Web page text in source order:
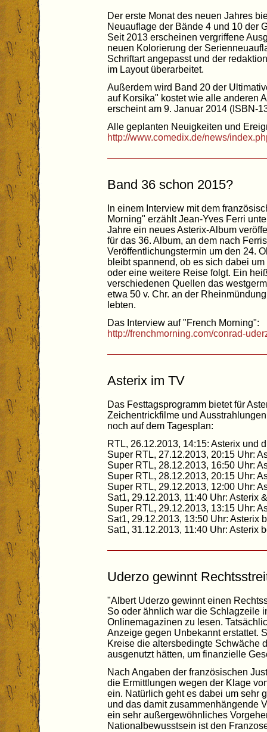
Der erste Monat des neuen Jahres
Neuauflage der Bände 4 und 10 der
Seit 2013 erscheinen vergriffene
neuen Kolorierung der
Schriftart angepasst und der
im Layout überarbeitet.
Außerdem wird Band 20 der
auf Korsika" kostet wie alle anderen
erscheint am 9. Januar 2014 (ISBN-
Alle geplanten Neuigkeiten und
http://www.comedix.de/news/
Band 36 schon 2015?
In einem Interview mit dem
Morning" erzählt Jean-Yves Ferri
Jahre ein neues Asterix-Album
für das 36. Album, an dem nach
Veröffentlichungstermin um den 24.
bleibt spannend, ob es sich dabei
oder eine weitere Reise folgt. Ein
verschiedenen Quellen das
etwa 50 v. Chr. an der
lebten.
Das Interview auf "French Morning":
http://frenchmorning.com/conrad-
Asterix im TV
Das Festtagsprogramm bietet für
Zeichentrickfilme und
noch auf dem Tagesplan:
RTL, 26.12.2013, 14:15: Asterix und
Super RTL, 27.12.2013, 20:15 Uhr:
Super RTL, 28.12.2013, 16:50 Uhr:
Super RTL, 28.12.2013, 20:15 Uhr:
Super RTL, 29.12.2013, 12:00 Uhr:
Sat1, 29.12.2013, 11:40 Uhr: Asterix
Super RTL, 29.12.2013, 13:15 Uhr:
Sat1, 29.12.2013, 13:50 Uhr: Asterix
Sat1, 31.12.2013, 11:40 Uhr: Asterix
Uderzo gewinnt
"Albert Uderzo gewinnt einen
So oder ähnlich war die Schlagzeile
Onlinemagazinen zu lesen.
Anzeige gegen Unbekannt erstattet.
Kreise die altersbedingte Schwäche
ausgenutzt hätten, um finanzielle
Nach Angaben der französischen
die Ermittlungen wegen der Klage
ein. Natürlich geht es dabei um sehr
und das damit zusammenhängende
ein sehr außergewöhnliches
Nationalbewusstsein ist den